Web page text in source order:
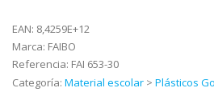
EAN: 8,4259E+12
Marca: FAIBO
Referencia: FAI 653-30
Categoría: Material escolar > Plásticos